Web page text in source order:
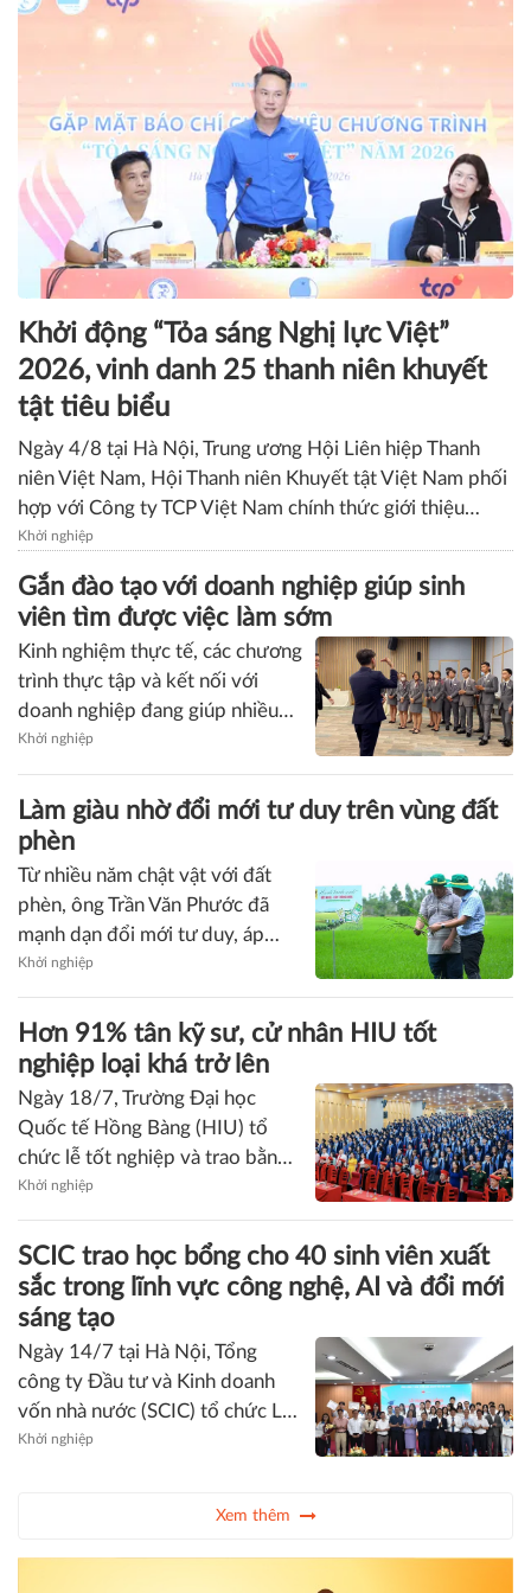
KHỞI NGHIỆP
Khởi động “Tỏa sáng Nghị lực Việt”
2026, vinh danh 25 thanh niên khuyết
tật tiêu biểu
Ngày 4/8 tại Hà Nội, Trung ương Hội Liên hiệp Thanh
niên Việt Nam, Hội Thanh niên Khuyết tật Việt Nam phối
hợp với Công ty TCP Việt Nam chính thức giới thiệu
chương trình “Tỏa sáng Nghị lực Việt” năm 2026.
Gắn đào tạo với doanh nghiệp giúp sinh
viên tìm được việc làm sớm
Kinh nghiệm thực tế, các chương
trình thực tập và kết nối với
doanh nghiệp đang giúp nhiều
sinh viên gia nhập thị trường lao
động ngay trước khi tốt nghiệp.
Khảo sát trong mùa tốt nghiệp
khoa đã có việc làm, tiếp nối xu
hướng duy trì tỷ lệ trên 95% qua
ba mùa tốt nghiệp liên tiếp.
Khởi nghiệp
Làm giàu nhờ đổi mới tư duy trên vùng đất
phèn
Từ nhiều năm chật vật với đất
phèn, ông Trần Văn Phước đã
mạnh dạn đổi mới tư duy, áp
dụng kỹ thuật và sản phẩm mới,
mở ra hướng canh tác hiệu quả
hơn, giảm chi phí, tăng lợi nhuận
Khởi nghiệp
Hơn 91% tân kỹ sư, cử nhân HIU tốt
nghiệp loại khá trở lên
Ngày 18/7, Trường Đại học
Quốc tế Hồng Bàng (HIU) tổ
chức lễ tốt nghiệp và trao bằng
cho 977 kỹ sư, cử nhân thuộc 28
ngành đào tạo. Hơn 91% sinh
viên đạt loại khá trở lên, trong
khi hơn 92% hoàn thành chương
Khởi nghiệp
SCIC trao học bổng cho 40 sinh viên xuất
sắc trong lĩnh vực công nghệ, AI và đổi mới
Ngày 14/7 tại Hà Nội, Tổng